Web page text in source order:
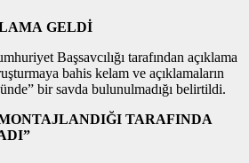
GELDİ
Başsavcılığı tarafından açıklama
bahis kelam ve açıklamaların
bir savda bulunulmadığı belirtildi.
TARAFINDA